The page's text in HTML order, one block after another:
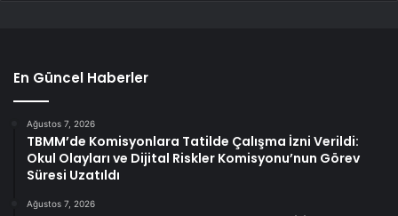
En Güncel Haberler
Ağustos 7, 2026
TBMM’de Komisyonlara Tatilde Çalışma İzni Verildi:
Okul Olayları ve Dijital Riskler Komisyonu’nun Görev
Süresi Uzatıldı
Ağustos 7, 2026